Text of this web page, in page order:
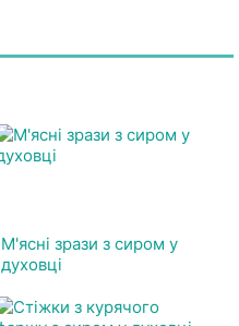
М'ясні зрази з сиром у
духовці